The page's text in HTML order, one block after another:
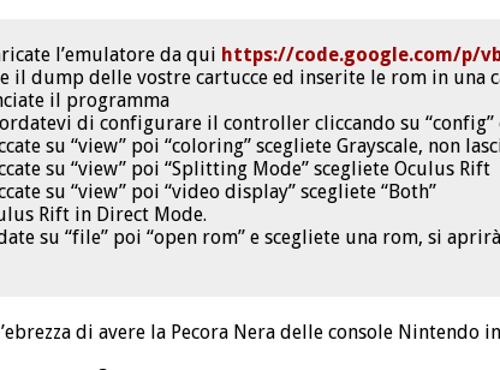
l’emulatore da qui https://code.google.com/p/
il dump delle vostre cartucce ed inserite le rom in una
il programma
di configurare il controller cliccando su “config”
su “view” poi “coloring” scegliete Grayscale, non
su “view” poi “Splitting Mode” scegliete Oculus Rift
su “view” poi “video display” scegliete “Both”
Rift in Direct Mode.
su “file” poi “open rom” e scegliete una rom, si
di avere la Pecora Nera delle console